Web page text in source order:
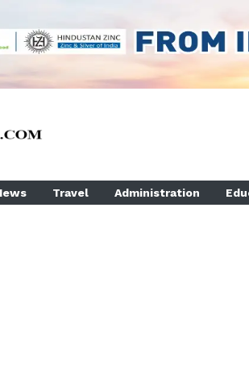
Travel Administration